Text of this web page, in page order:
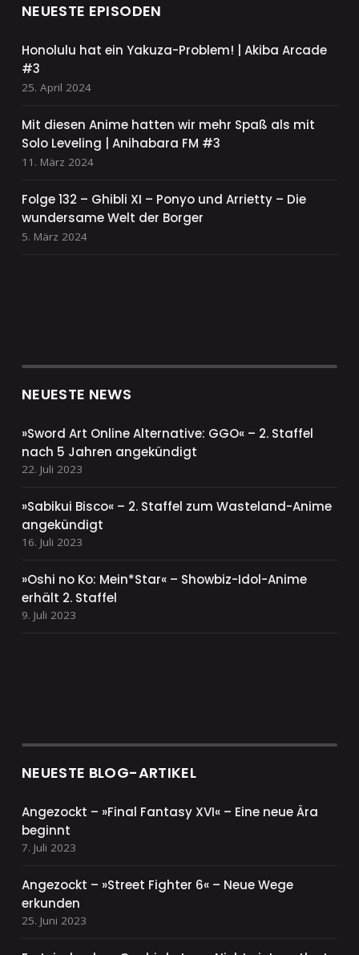
NEUESTE EPISODEN
Honolulu hat ein Yakuza-Problem! | Akiba Arcade
#3
25. April 2024
Mit diesen Anime hatten wir mehr Spaß als mit
Solo Leveling | Anihabara FM #3
11. März 2024
Folge 132 – Ghibli XI – Ponyo und Arrietty – Die
wundersame Welt der Borger
5. März 2024
NEUESTE NEWS
»Sword Art Online Alternative: GGO« – 2. Staffel
nach 5 Jahren angekündigt
22. Juli 2023
»Sabikui Bisco« – 2. Staffel zum Wasteland-Anime
angekündigt
16. Juli 2023
»Oshi no Ko: Mein*Star« – Showbiz-Idol-Anime
erhält 2. Staffel
9. Juli 2023
NEUESTE BLOG-ARTIKEL
Angezockt – »Final Fantasy XVI« – Eine neue Ära
beginnt
7. Juli 2023
Angezockt – »Street Fighter 6« – Neue Wege
erkunden
25. Juni 2023